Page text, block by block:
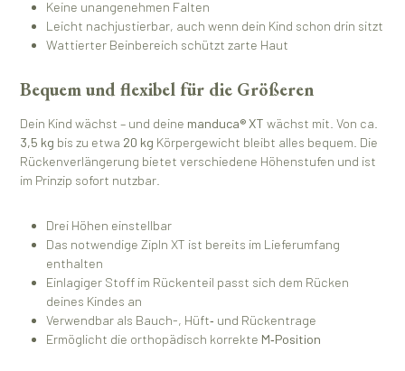
Keine unangenehmen Falten
Leicht nachjustierbar, auch wenn dein Kind schon drin sitzt
Wattierter Beinbereich schützt zarte Haut
Bequem und flexibel für die Größeren
Dein Kind wächst – und deine manduca® XT wächst mit. Von ca.
3,5 kg bis zu etwa 20 kg Körpergewicht bleibt alles bequem. Die
Rückenverlängerung bietet verschiedene Höhenstufen und ist
im Prinzip sofort nutzbar.
Drei Höhen einstellbar
Das notwendige ZipIn XT ist bereits im Lieferumfang
enthalten
Einlagiger Stoff im Rückenteil passt sich dem Rücken
deines Kindes an
Verwendbar als Bauch-, Hüft‑ und Rückentrage
Ermöglicht die orthopädisch korrekte M‑Position